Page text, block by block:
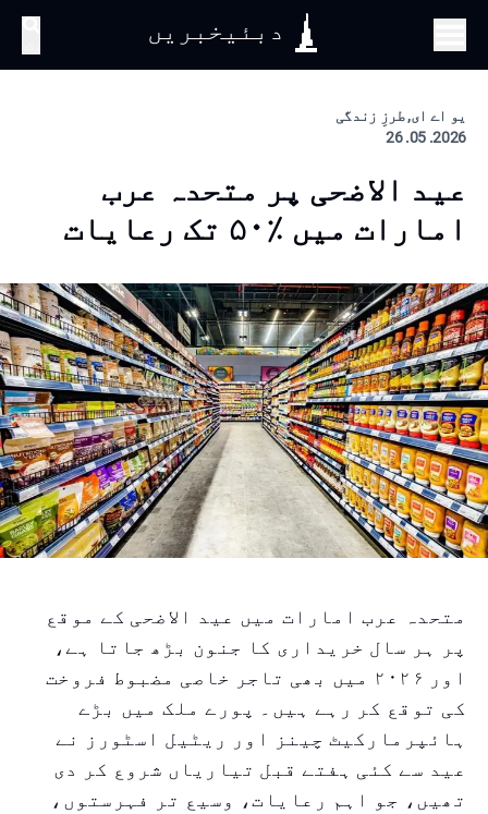
دبئیخبریں
یو اے ای, طرزِ زندگی
2026. 05. 26
عید الاضحی پر متحدہ عرب
امارات میں ٪۵۰ تک رعایات
متحدہ عرب امارات میں عید الاضحی کے موقع
پر ہر سال خریداری کا جنون بڑھ جاتا ہے،
اور ۲۰۲۶ میں بھی تاجر خاصی مضبوط فروخت
کی توقع کر رہے ہیں۔ پورے ملک میں بڑے
ہائپرمارکیٹ چینز اور ریٹیل اسٹورز نے
عید سے کئی ہفتے قبل تیاریاں شروع کر دی
تھیں، جو اہم رعایات، وسیع تر فہرستوں،